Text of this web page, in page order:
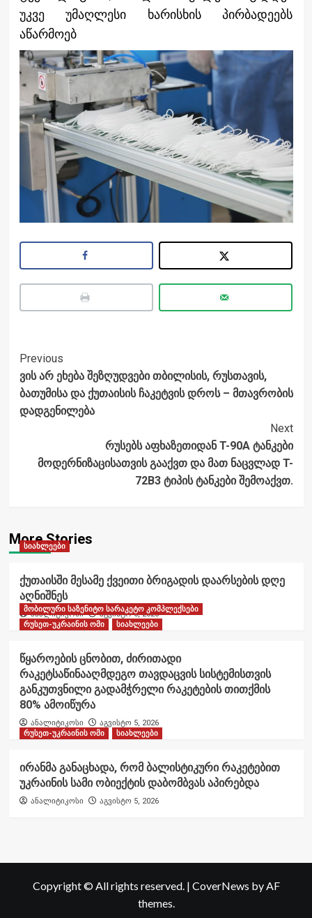
უკვე უმაღლესი ხარისხის პირბადეებს
აწარმოებ
Post
Navigation
Previous
ვის არ ეხება შეზღუდვები თბილისის, რუსთავის,
ბათუმისა და ქუთაისის ჩაკეტვის დროს – მთავრობის
დადგენილება
Next
რუსებს აფხაზეთიდან T-90A ტანკები
მოდერნიზაცისათვის გააქვთ და მათ ნაცვლად T-
72B3 ტიპის ტანკები შემოაქვთ.
More Stories
სიახლეები
ქუთაისში მესამე ქვეითი ბრიგადის დაარსების დღე
აღნიშნეს
ანალიტიკოსი აგვისტო 6, 2026
მობილური საზენიტო სარაკეტო კომპლექსები
რუსეთ-უკრაინის ომი
სიახლეები
წყაროების ცნობით, ძირითადი
რაკეტსაწინააღმდეგო თავდაცვის სისტემისთვის
განკუთვნილი გადამჭრელი რაკეტების თითქმის
80% ამოიწურა
ანალიტიკოსი
აგვისტო 5, 2026
რუსეთ-უკრაინის ომი
სიახლეები
ირანმა განაცხადა, რომ ბალისტიკური რაკეტებით
უკრაინის სამი ობიექტის დაბომბვას აპირებდა
ანალიტიკოსი აგვისტო 5, 2026
Copyright © All rights reserved. | CoverNews by AF
themes.